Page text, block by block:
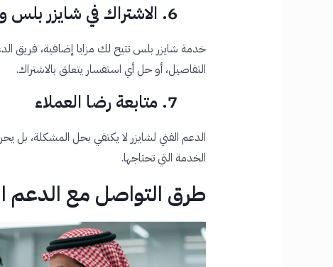
6. الاشتراك في شايزر بلس وإدارته
خدمة شايزر بلس تتيح لك مزايا إضافية، فريق
التفاصيل، أو حل أي استفسار يتعلق بالاشتراك.
7. متابعة رضا العملاء
الدعم الفني لشايزر لا يكتفي بحل المشكلة،
الخدمة التي تحتاجها.
طرق التواصل مع الدعم